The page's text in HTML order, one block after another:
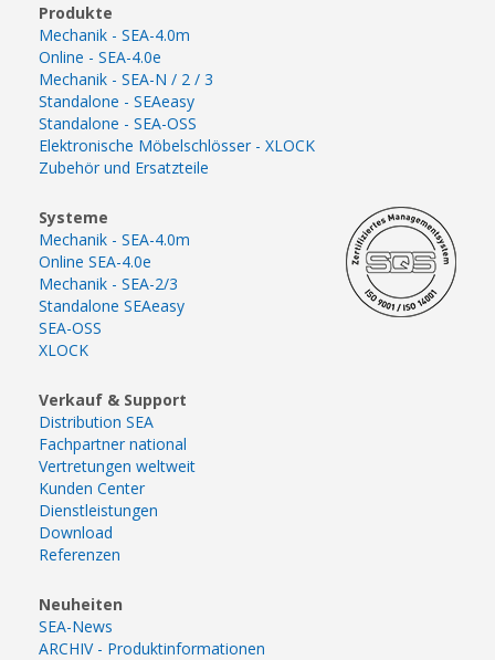
Produkte
Mechanik - SEA-4.0m
Online - SEA-4.0e
Mechanik - SEA-N / 2 / 3
Standalone - SEAeasy
Standalone - SEA-OSS
Elektronische Möbelschlösser - XLOCK
Zubehör und Ersatzteile
Systeme
Mechanik - SEA-4.0m
Online SEA-4.0e
Mechanik - SEA-2/3
Standalone SEAeasy
SEA-OSS
XLOCK
Verkauf & Support
Distribution SEA
Fachpartner national
Vertretungen weltweit
Kunden Center
Dienstleistungen
Download
Referenzen
Neuheiten
SEA-News
ARCHIV - Produktinformationen